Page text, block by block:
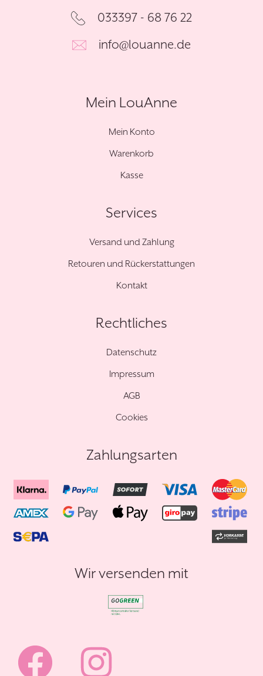
033397 - 68 76 22
info@louanne.de
Mein LouAnne
Mein Konto
Warenkorb
Kasse
Services
Versand und Zahlung
Retouren und Rückerstattungen
Kontakt
Rechtliches
Datenschutz
Impressum
AGB
Cookies
Zahlungsarten
Wir versenden mit